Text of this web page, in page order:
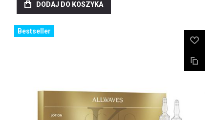
DODAJ DO KOSZYKA
Bestseller